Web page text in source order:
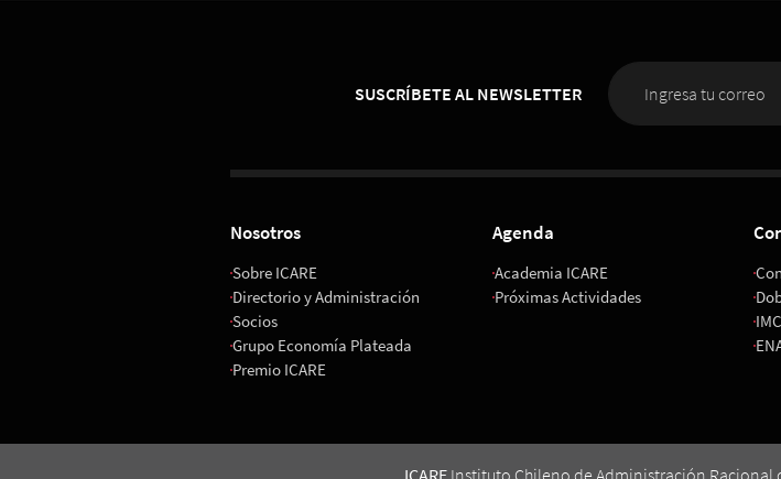
SUSCRÍBETE AL NEWSLETTER
Nosotros
Sobre ICARE
Directorio y Administración
Socios
Grupo Economía Plateada
Premio ICARE
Agenda
Academia ICARE
Próximas Actividades
ICARE Instituto Chileno de Administración Racional